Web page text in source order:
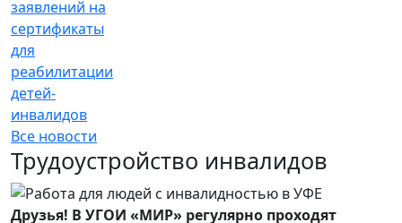
заявлений на
сертификаты
для
реабилитации
детей-
инвалидов
Все новости
Трудоустройство инвалидов
Друзья! В УГОИ «МИР» регулярно проходят